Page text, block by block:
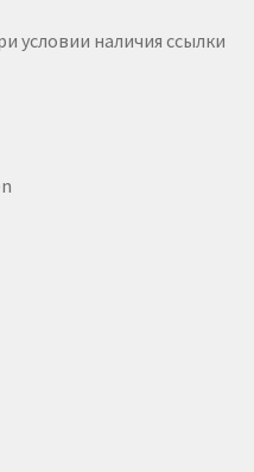
условии наличия ссылки